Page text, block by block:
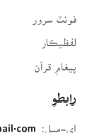
فونٽ سرور
لفظيڪار
پيغامِ قرآن
رابطو
اي-ميل: